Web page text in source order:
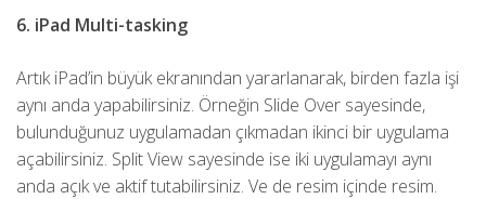
6. iPad Multi-tasking
Artık iPad’in büyük ekranından yararlanarak, birden fazla işi
aynı anda yapabilirsiniz. Örneğin Slide Over sayesinde,
bulunduğunuz uygulamadan çıkmadan ikinci bir uygulama
açabilirsiniz. Split View sayesinde ise iki uygulamayı aynı
anda açık ve aktif tutabilirsiniz. Ve de resim içinde resim.